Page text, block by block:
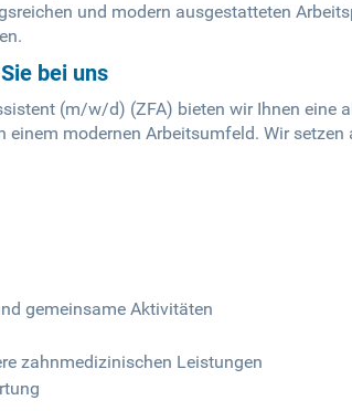
und modern ausgestatteten
bei uns
(m/w/d) (ZFA) bieten wir Ihnen eine
modernen Arbeitsumfeld. Wir setzen
gemeinsame Aktivitäten
zahnmedizinischen Leistungen